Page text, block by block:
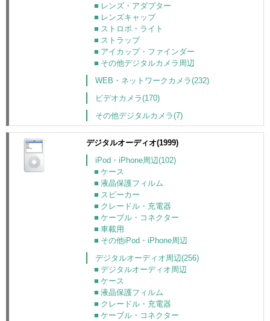
レンズ・アダプター
レンズキャップ
ストロボ・ライト
ストラップ
アイカップ・ファインダー
その他デジタルカメラ周辺
WEB・ネットワークカメラ(232)
ビデオカメラ(170)
その他デジタルカメラ(7)
デジタルオーディオ(1999)
iPod・iPhone周辺(102)
ケース
液晶保護フィルム
スピーカー
クレードル・充電器
ケーブル・コネクター
車載用
その他iPod・iPhone周辺
デジタルオーディオ周辺(256)
デジタルオーディオ周辺
ケース
液晶保護フィルム
クレードル・充電器
ケーブル・コネクター